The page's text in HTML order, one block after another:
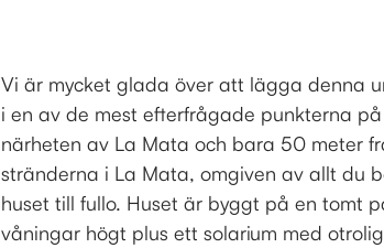
Vi är mycket glada över att lägga denna
i en av de mest efterfrågade punkterna
närheten av La Mata och bara 50 meter
stränderna i La Mata, omgiven av allt du
huset till fullo. Huset är byggt på en tomt
våningar högt plus ett solarium med